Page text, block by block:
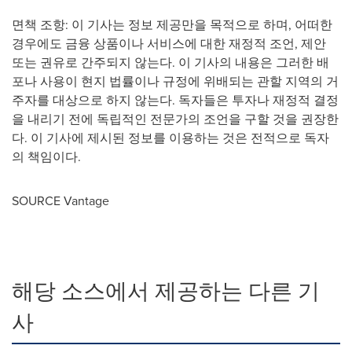
면책 조항: 이 기사는 정보 제공만을 목적으로 하며, 어떠한
경우에도 금융 상품이나 서비스에 대한 재정적 조언, 제안
또는 권유로 간주되지 않는다. 이 기사의 내용은 그러한 배
포나 사용이 현지 법률이나 규정에 위배되는 관할 지역의 거
주자를 대상으로 하지 않는다. 독자들은 투자나 재정적 결정
을 내리기 전에 독립적인 전문가의 조언을 구할 것을 권장한
다. 이 기사에 제시된 정보를 이용하는 것은 전적으로 독자
의 책임이다.
SOURCE Vantage
해당 소스에서 제공하는 다른 기
사